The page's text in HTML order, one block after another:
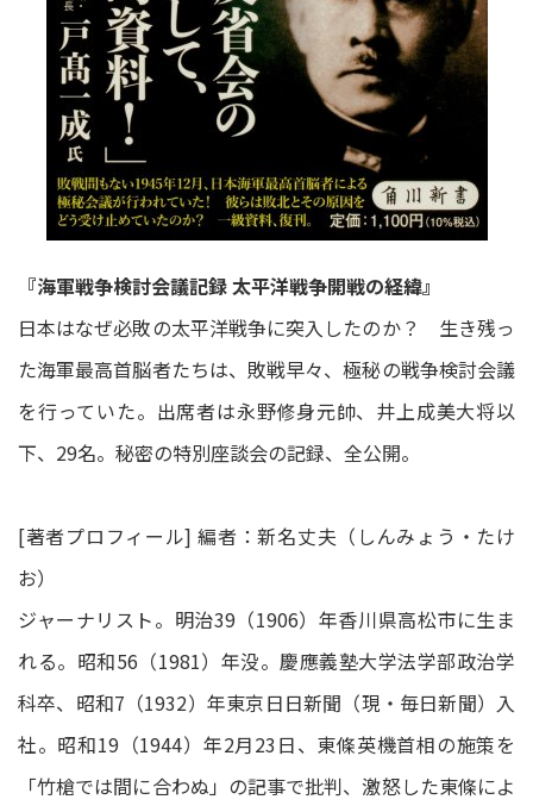
『海軍戦争検討会議記録 太平洋戦争開戦の経緯』
日本はなぜ必敗の太平洋戦争に突入したのか？ 生き残っ
た海軍最高首脳者たちは、敗戦早々、極秘の戦争検討会議
を行っていた。出席者は永野修身元帥、井上成美大将以
下、29名。秘密の特別座談会の記録、全公開。
[著者プロフィール] 編者：新名丈夫（しんみょう・たけ
お）
ジャーナリスト。明治39（1906）年香川県高松市に生ま
れる。昭和56（1981）年没。慶應義塾大学法学部政治学
科卒、昭和7（1932）年東京日日新聞（現・毎日新聞）入
社。昭和19（1944）年2月23日、東條英機首相の施策を
「竹槍では間に合わぬ」の記事で批判、激怒した東條によ